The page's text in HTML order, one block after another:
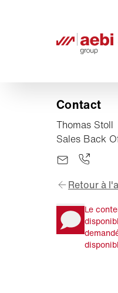
Contact
Thomas Stoll
Sales Back
Retour à
Le